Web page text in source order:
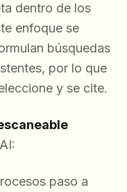
dentro de los
enfoque se
búsquedas
por lo que
y se cite.
paso a